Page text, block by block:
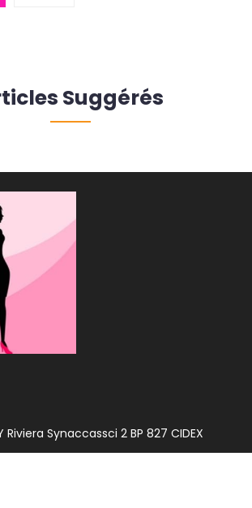
Suggérés
Riviera Synaccassci 2 BP 827 CIDEX